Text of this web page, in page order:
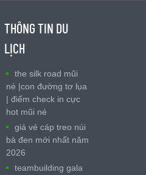
THÔNG TIN DU
LỊCH
the silk road mũi
né |con đường tơ lụa
| điểm check in cực
hot mũi né
giá vé cáp treo núi
bà đen mới nhất năm
2026
teambuilding gala